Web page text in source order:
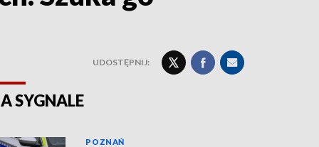
UDOSTĘPNIJ:
SYGNALE
POZNAŃ